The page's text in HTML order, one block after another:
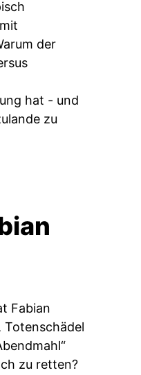
der
hat - und
zu
Fabian
Totenschädel
zu retten?